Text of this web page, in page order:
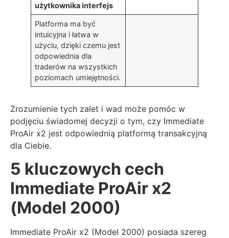
użytkownika interfejs
Platforma ma być
intuicyjna i łatwa w
użyciu, dzięki czemu jest
odpowiednia dla
traderów na wszystkich
poziomach umiejętności.
Zrozumienie tych zalet i wad może pomóc w
podjęciu świadomej decyzji o tym, czy Immediate
ProAir x2 jest odpowiednią platformą transakcyjną
dla Ciebie.
5 kluczowych cech
Immediate ProAir x2
(Model 2000)
Immediate ProAir x2 (Model 2000) posiada szereg